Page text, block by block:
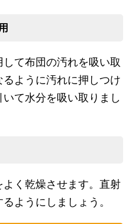
て布団の汚れを吸い取
ように汚れに押しつけ
て水分を吸い取りまし
く乾燥させます。直射
ようにしましょう。